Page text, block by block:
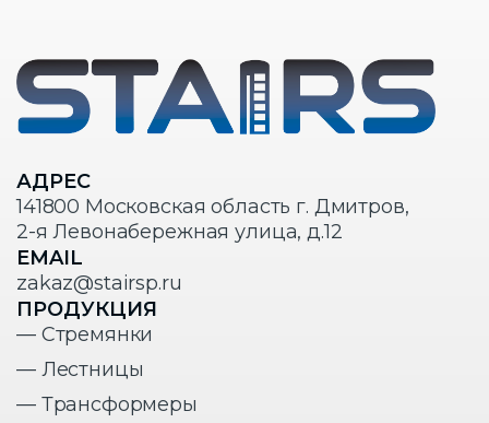
АДРЕС
141800 Московская область г. Дмитров,
2-я Левонабережная улица, д.12
EMAIL
zakaz@stairsp.ru
ПРОДУКЦИЯ
— Стремянки
— Лестницы
— Трансформеры